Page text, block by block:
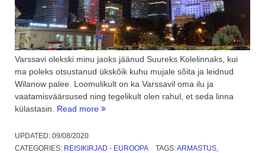
Varssavi olekski minu jaoks jäänud Suureks Kolelinnaks, kui
ma poleks otsustanud ükskõik kuhu mujale sõita ja leidnud
Wilanow palee. Loomulikult on ka Varssavil oma ilu ja
vaatamisväärsused ning tegelikult olen rahul, et seda linna
külastasin. Read more “Seiklusreis
tagasi
UPDATED: 09/08/2020
CATEGORIES: REISIKIRJAD - EUROOPA TAGS:ARMASTUS,